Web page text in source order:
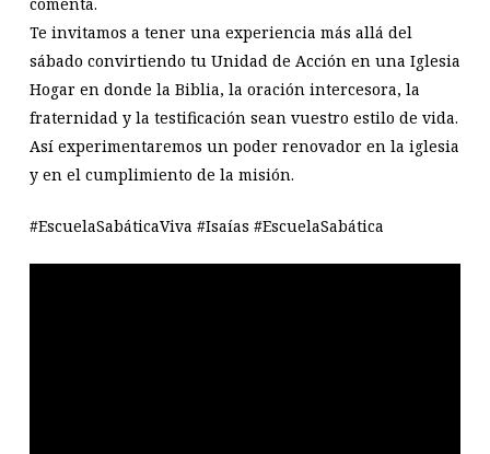
Te invitamos a tener una experiencia más allá del
sábado convirtiendo tu Unidad de Acción en una Iglesia
Hogar en donde la Biblia, la oración intercesora, la
fraternidad y la testificación sean vuestro estilo de vida.
Así experimentaremos un poder renovador en la iglesia
y en el cumplimiento de la misión.
#EscuelaSabáticaViva #Isaías #EscuelaSabática